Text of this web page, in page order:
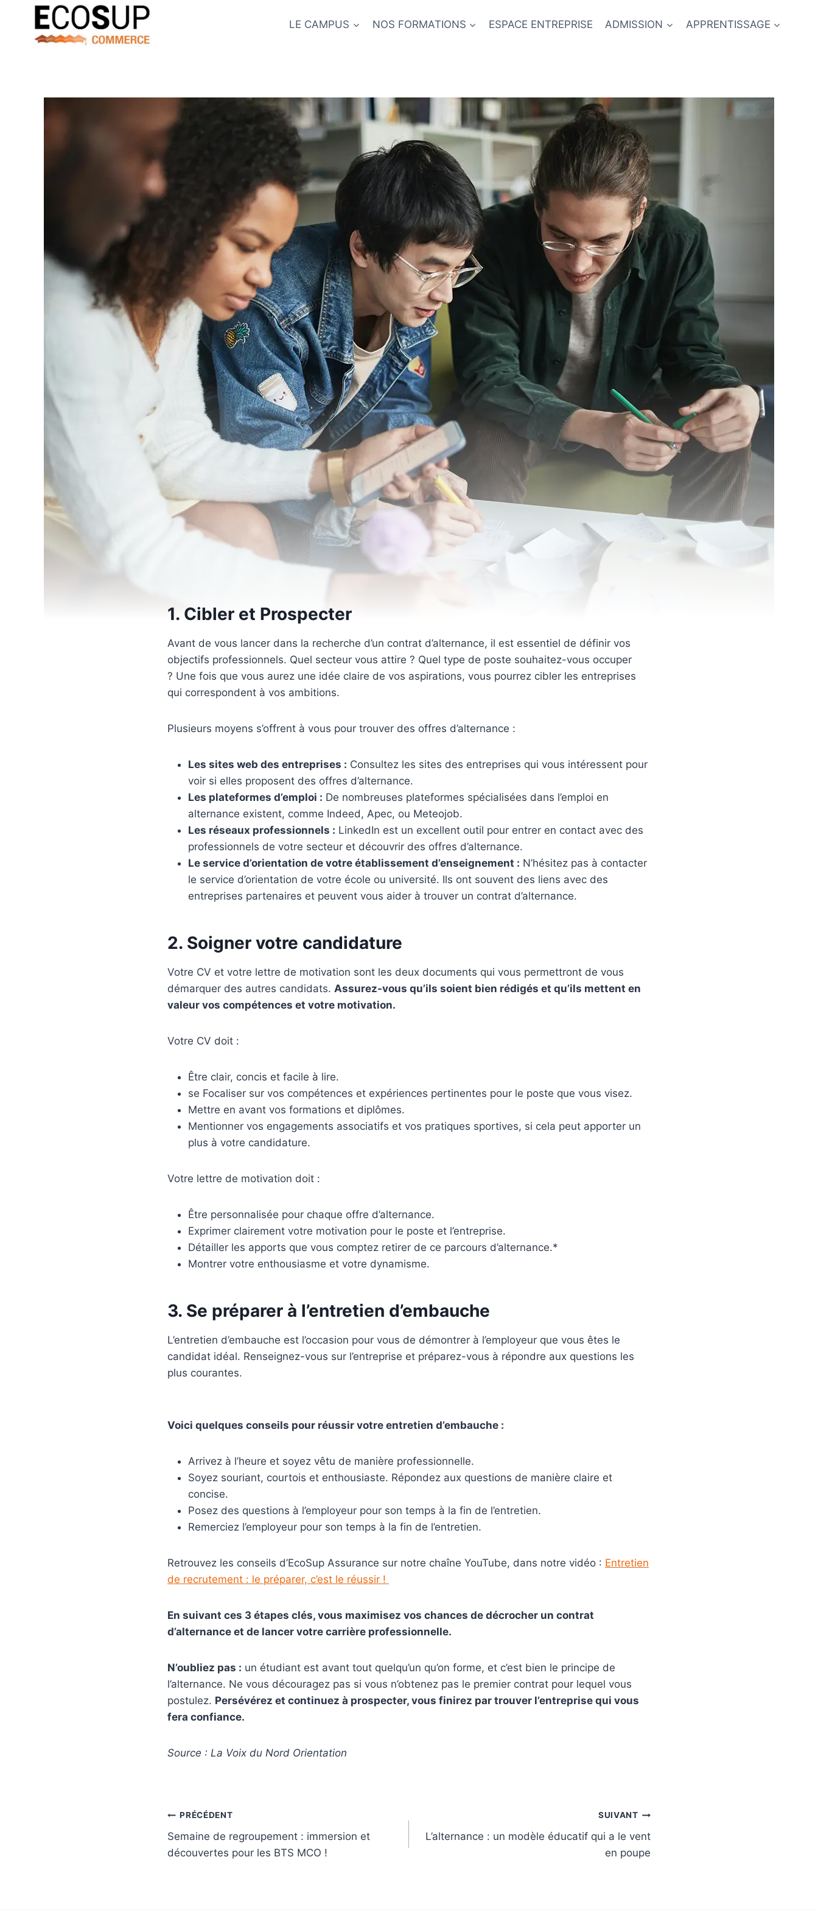
LE CAMPUS NOS FORMATIONS ESPACE ENTREPRISE ADMISSION APPRENTISSAGE
1. Cibler et Prospecter
Avant de vous lancer dans la recherche d’un contrat d’alternance, il est essentiel de définir vos
objectifs professionnels. Quel secteur vous attire ? Quel type de poste souhaitez-vous occuper
? Une fois que vous aurez une idée claire de vos aspirations, vous pourrez cibler les entreprises
qui correspondent à vos ambitions.
Plusieurs moyens s’offrent à vous pour trouver des offres d’alternance :
Les sites web des entreprises : Consultez les sites des entreprises qui vous intéressent pour
voir si elles proposent des offres d’alternance.
Les plateformes d’emploi : De nombreuses plateformes spécialisées dans l’emploi en
alternance existent, comme Indeed, Apec, ou Meteojob.
Les réseaux professionnels : LinkedIn est un excellent outil pour entrer en contact avec des
professionnels de votre secteur et découvrir des offres d’alternance.
Le service d’orientation de votre établissement d’enseignement : N’hésitez pas à contacter
le service d’orientation de votre école ou université. Ils ont souvent des liens avec des
entreprises partenaires et peuvent vous aider à trouver un contrat d’alternance.
2. Soigner votre candidature
Votre CV et votre lettre de motivation sont les deux documents qui vous permettront de vous
démarquer des autres candidats. Assurez-vous qu’ils soient bien rédigés et qu’ils mettent en
valeur vos compétences et votre motivation.
Votre CV doit :
Être clair, concis et facile à lire.
se Focaliser sur vos compétences et expériences pertinentes pour le poste que vous visez.
Mettre en avant vos formations et diplômes.
Mentionner vos engagements associatifs et vos pratiques sportives, si cela peut apporter un
plus à votre candidature.
Votre lettre de motivation doit :
Être personnalisée pour chaque offre d’alternance.
Exprimer clairement votre motivation pour le poste et l’entreprise.
Détailler les apports que vous comptez retirer de ce parcours d’alternance.*
Montrer votre enthousiasme et votre dynamisme.
3. Se préparer à l’entretien d’embauche
L’entretien d’embauche est l’occasion pour vous de démontrer à l’employeur que vous êtes le
candidat idéal. Renseignez-vous sur l’entreprise et préparez-vous à répondre aux questions les
plus courantes.
Voici quelques conseils pour réussir votre entretien d’embauche :
Arrivez à l’heure et soyez vêtu de manière professionnelle.
Soyez souriant, courtois et enthousiaste. Répondez aux questions de manière claire et
concise.
Posez des questions à l’employeur pour son temps à la fin de l’entretien.
Remerciez l’employeur pour son temps à la fin de l’entretien.
Retrouvez les conseils d’EcoSup Assurance sur notre chaîne YouTube, dans notre vidéo : Entretien
de recrutement : le préparer, c’est le réussir !
En suivant ces 3 étapes clés, vous maximisez vos chances de décrocher un contrat
d’alternance et de lancer votre carrière professionnelle.
N’oubliez pas : un étudiant est avant tout quelqu’un qu’on forme, et c’est bien le principe de
l’alternance. Ne vous découragez pas si vous n’obtenez pas le premier contrat pour lequel vous
postulez. Persévérez et continuez à prospecter, vous finirez par trouver l’entreprise qui vous
fera confiance.
Source : La Voix du Nord Orientation
PRÉCÉDENT
Semaine de regroupement : immersion et
découvertes pour les BTS MCO !
SUIVANT
L’alternance : un modèle éducatif qui a le vent
en poupe